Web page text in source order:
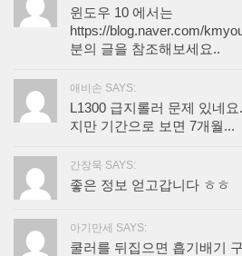
윈도우 10 에서는
https://blog.naver.com/
분의 글을 참조해보세요..
애비손 SAYS:
L1300 급지롤러 문제 있네
지만 기간으로 보면 7개월...
간장묵 SAYS:
좋은 정보 얻고갑니다 ㅎㅎ
아기만세 SAYS:
쿨러를 뒤집으면 흡기배기